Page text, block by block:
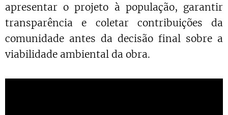
apresentar o projeto à população, garantir
transparência e coletar contribuições da
comunidade antes da decisão final sobre a
viabilidade ambiental da obra.